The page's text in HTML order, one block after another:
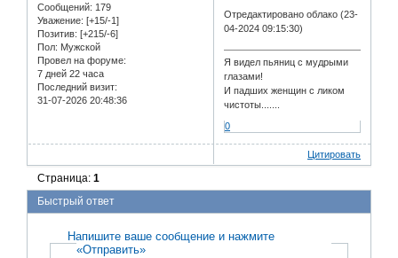
Сообщений: 179
Уважение: [+15/-1]
Позитив: [+215/-6]
Пол: Мужской
Провел на форуме:
7 дней 22 часа
Последний визит:
31-07-2026 20:48:36
Отредактировано облако (23-
04-2024 09:15:30)
Я видел пьяниц с мудрыми
глазами!
И падших женщин с ликом
чистоты.......
0
Цитировать
Страница:1
Быстрый ответ
Напишите ваше сообщение и нажмите
«Отправить»